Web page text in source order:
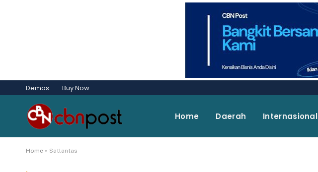
Demos Buy Now
Home Daerah Internasional
Home » Satlantas